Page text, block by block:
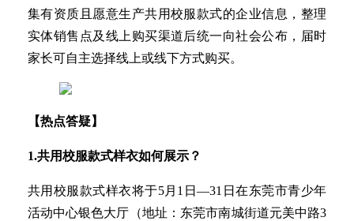
集有资质且愿意生产共用校服款式的企业信息，整理
实体销售点及线上购买渠道后统一向社会公布，届时
家长可自主选择线上或线下方式购买。
【热点答疑】
1.共用校服款式样衣如何展示？
共用校服款式样衣将于5月1日—31日在东莞市青少年
活动中心银色大厅（地址：东莞市南城街道元美中路3